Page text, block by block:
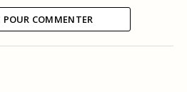
POUR COMMENTER